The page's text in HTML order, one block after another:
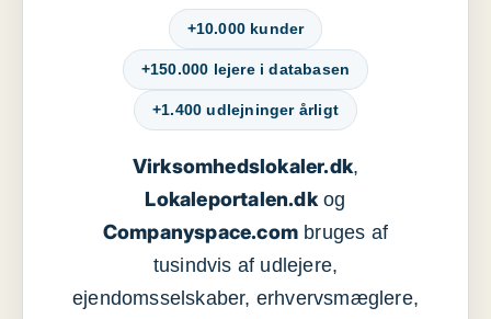
+10.000 kunder
+150.000 lejere i databasen
+1.400 udlejninger årligt
Virksomhedslokaler.dk,
Lokaleportalen.dkog
Companyspace.com bruges af
tusindvis af udlejere,
ejendomsselskaber, erhvervsmæglere,